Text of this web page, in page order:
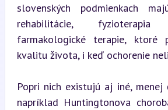
slovenských podmienkach
rehabilitácie,
farmakologické terapie, ktoré
kvalitu života, i keď ochorenie
Popri nich existujú aj iné, menej
napríklad Huntingtonova